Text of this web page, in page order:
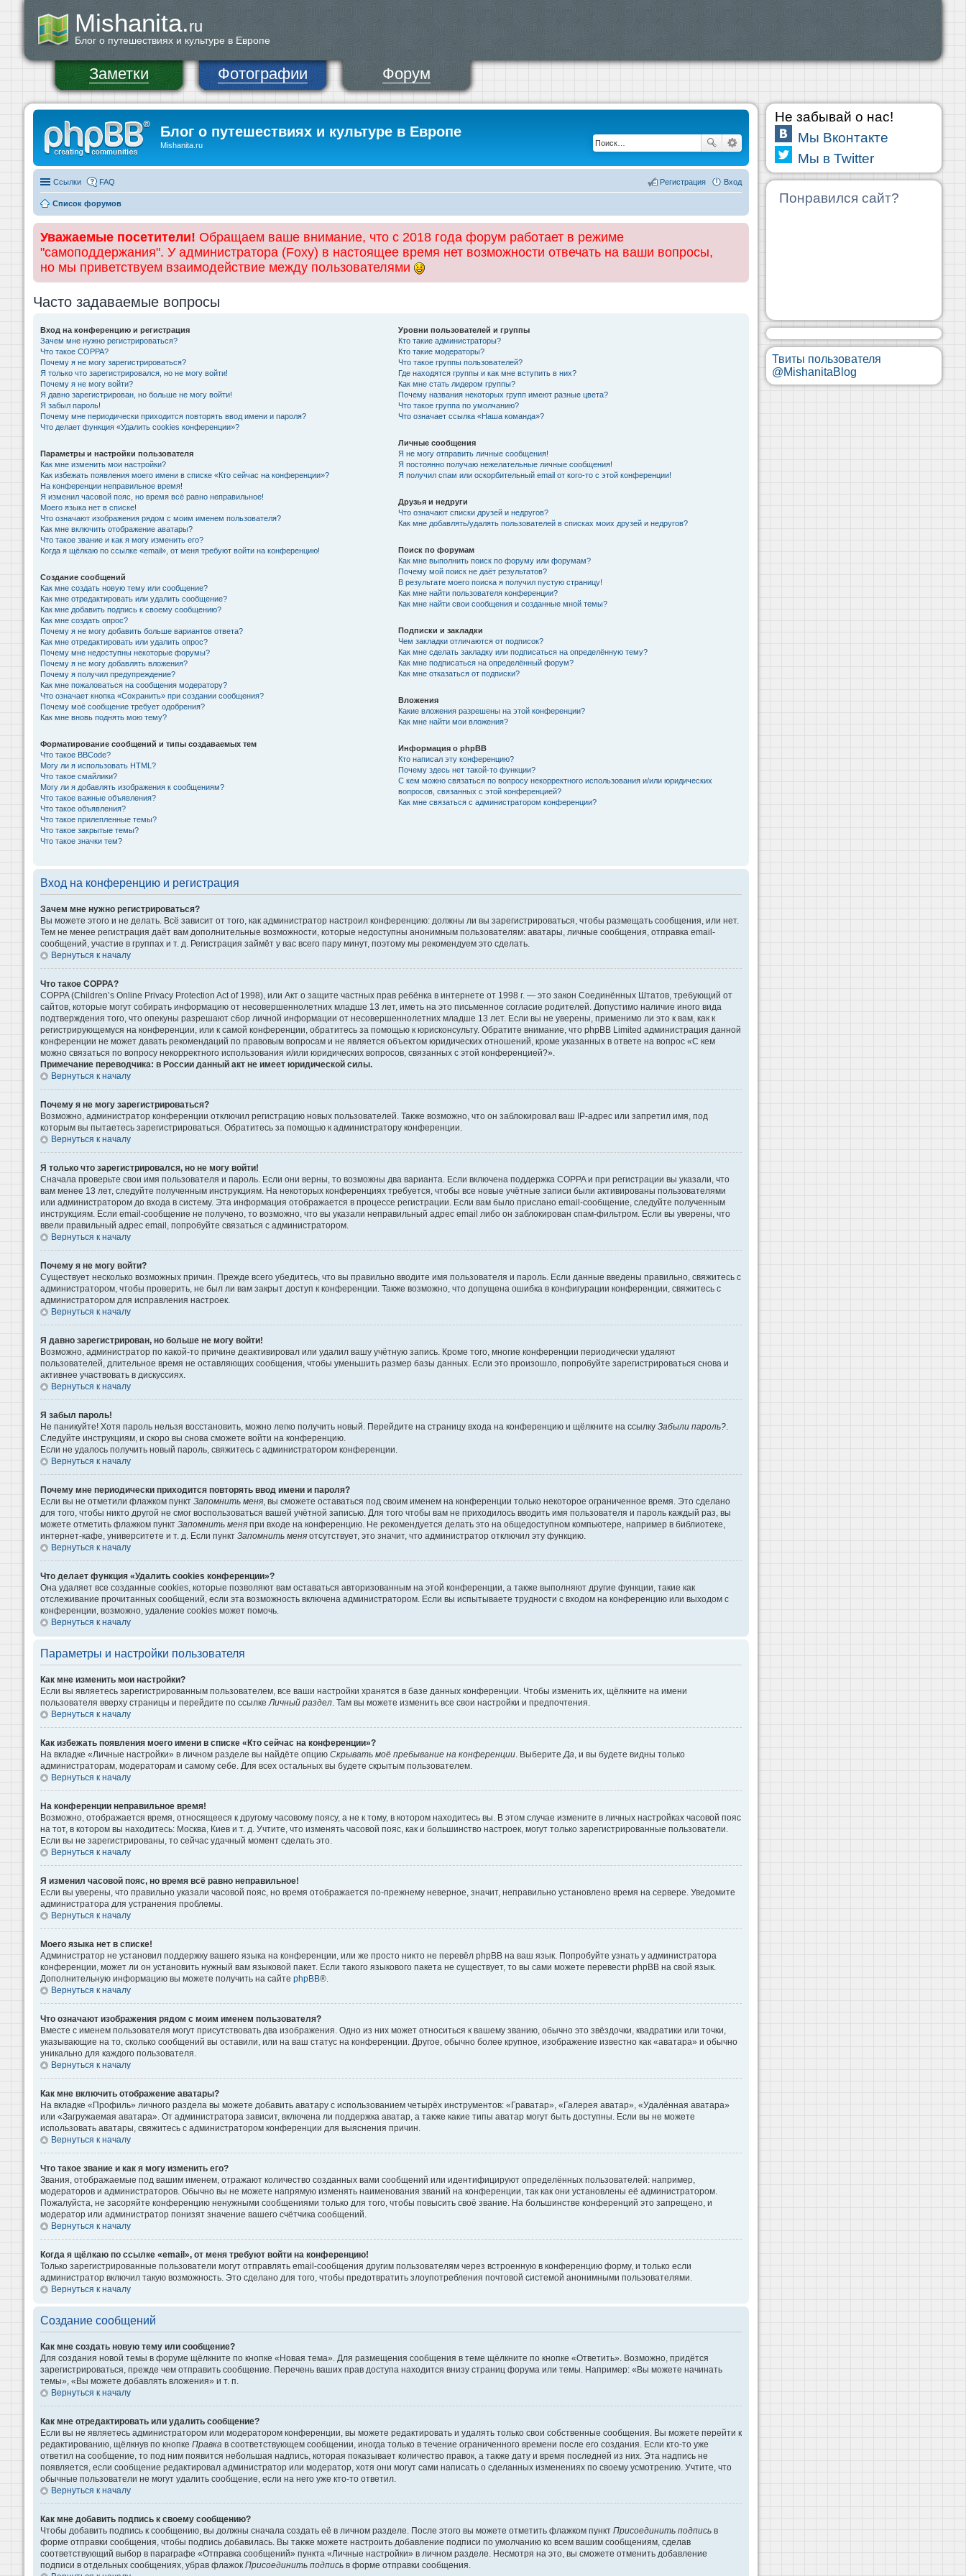
Mishanita.ru
Блог о путешествиях и культуре в Европе
Заметки Фотографии Форум
Блог о путешествиях и культуре в Европе
Mishanita.ru
Ссылки FAQ Вход
Регистрация
Список форумов
Уважаемые посетители! Обращаем ваше внимание, что с 2018 года форум работает в режиме
"самоподдержания". У администратора (Foxy) в настоящее время нет возможности отвечать на ваши вопросы,
но мы приветствуем взаимодействие между пользователями
Часто задаваемые вопросы
Вход на конференцию и регистрация
Зачем мне нужно регистрироваться?
Что такое COPPA?
Почему я не могу зарегистрироваться?
Я только что зарегистрировался, но не могу войти!
Почему я не могу войти?
Я давно зарегистрирован, но больше не могу войти!
Я забыл пароль!
Почему мне периодически приходится повторять ввод имени и пароля?
Что делает функция «Удалить cookies конференции»?
Параметры и настройки пользователя
Как мне изменить мои настройки?
Как избежать появления моего имени в списке «Кто сейчас на конференции»?
На конференции неправильное время!
Я изменил часовой пояс, но время всё равно неправильное!
Моего языка нет в списке!
Что означают изображения рядом с моим именем пользователя?
Как мне включить отображение аватары?
Что такое звание и как я могу изменить его?
Когда я щёлкаю по ссылке «email», от меня требуют войти на конференцию!
Создание сообщений
Как мне создать новую тему или сообщение?
Как мне отредактировать или удалить сообщение?
Как мне добавить подпись к своему сообщению?
Как мне создать опрос?
Почему я не могу добавить больше вариантов ответа?
Как мне отредактировать или удалить опрос?
Почему мне недоступны некоторые форумы?
Почему я не могу добавлять вложения?
Почему я получил предупреждение?
Как мне пожаловаться на сообщения модератору?
Что означает кнопка «Сохранить» при создании сообщения?
Почему моё сообщение требует одобрения?
Как мне вновь поднять мою тему?
Форматирование сообщений и типы создаваемых тем
Что такое BBCode?
Могу ли я использовать HTML?
Что такое смайлики?
Могу ли я добавлять изображения к сообщениям?
Что такое важные объявления?
Что такое объявления?
Что такое прилепленные темы?
Что такое закрытые темы?
Что такое значки тем?
Уровни пользователей и группы
Кто такие администраторы?
Кто такие модераторы?
Что такое группы пользователей?
Где находятся группы и как мне вступить в них?
Как мне стать лидером группы?
Почему названия некоторых групп имеют разные цвета?
Что такое группа по умолчанию?
Что означает ссылка «Наша команда»?
Личные сообщения
Я не могу отправить личные сообщения!
Я постоянно получаю нежелательные личные сообщения!
Я получил спам или оскорбительный email от кого-то с этой конференции!
Друзья и недруги
Что означают списки друзей и недругов?
Как мне добавлять/удалять пользователей в списках моих друзей и недругов?
Поиск по форумам
Как мне выполнить поиск по форуму или форумам?
Почему мой поиск не даёт результатов?
В результате моего поиска я получил пустую страницу!
Как мне найти пользователя конференции?
Как мне найти свои сообщения и созданные мной темы?
Подписки и закладки
Чем закладки отличаются от подписок?
Как мне сделать закладку или подписаться на определённую тему?
Как мне подписаться на определённый форум?
Как мне отказаться от подписки?
Вложения
Какие вложения разрешены на этой конференции?
Как мне найти мои вложения?
Информация о phpBB
Кто написал эту конференцию?
Почему здесь нет такой-то функции?
С кем можно связаться по вопросу некорректного использования и/или юридических
вопросов, связанных с этой конференцией?
Как мне связаться с администратором конференции?
Вход на конференцию и регистрация
Зачем мне нужно регистрироваться?
Вы можете этого и не делать. Всё зависит от того, как администратор настроил конференцию: должны ли вы зарегистрироваться, чтобы размещать сообщения, или нет.
Тем не менее регистрация даёт вам дополнительные возможности, которые недоступны анонимным пользователям: аватары, личные сообщения, отправка email-
сообщений, участие в группах и т. д. Регистрация займёт у вас всего пару минут, поэтому мы рекомендуем это сделать.
Вернуться к началу
Что такое COPPA?
COPPA (Children’s Online Privacy Protection Act of 1998), или Акт о защите частных прав ребёнка в интернете от 1998 г. — это закон Соединённых Штатов, требующий от
сайтов, которые могут собирать информацию от несовершеннолетних младше 13 лет, иметь на это письменное согласие родителей. Допустимо наличие иного вида
подтверждения того, что опекуны разрешают сбор личной информации от несовершеннолетних младше 13 лет. Если вы не уверены, применимо ли это к вам, как к
регистрирующемуся на конференции, или к самой конференции, обратитесь за помощью к юрисконсульту. Обратите внимание, что phpBB Limited администрация данной
конференции не может давать рекомендаций по правовым вопросам и не является объектом юридических отношений, кроме указанных в ответе на вопрос «С кем
можно связаться по вопросу некорректного использования и/или юридических вопросов, связанных с этой конференцией?».
Примечание переводчика: в России данный акт не имеет юридической силы.
Вернуться к началу
Почему я не могу зарегистрироваться?
Возможно, администратор конференции отключил регистрацию новых пользователей. Также возможно, что он заблокировал ваш IP-адрес или запретил имя, под
которым вы пытаетесь зарегистрироваться. Обратитесь за помощью к администратору конференции.
Вернуться к началу
Я только что зарегистрировался, но не могу войти!
Сначала проверьте свои имя пользователя и пароль. Если они верны, то возможны два варианта. Если включена поддержка COPPA и при регистрации вы указали, что
вам менее 13 лет, следуйте полученным инструкциям. На некоторых конференциях требуется, чтобы все новые учётные записи были активированы пользователями
или администратором до входа в систему. Эта информация отображается в процессе регистрации. Если вам было прислано email-сообщение, следуйте полученным
инструкциям. Если email-сообщение не получено, то возможно, что вы указали неправильный адрес email либо он заблокирован спам-фильтром. Если вы уверены, что
ввели правильный адрес email, попробуйте связаться с администратором.
Вернуться к началу
Почему я не могу войти?
Существует несколько возможных причин. Прежде всего убедитесь, что вы правильно вводите имя пользователя и пароль. Если данные введены правильно, свяжитесь с
администратором, чтобы проверить, не был ли вам закрыт доступ к конференции. Также возможно, что допущена ошибка в конфигурации конференции, свяжитесь с
администратором для исправления настроек.
Вернуться к началу
Я давно зарегистрирован, но больше не могу войти!
Возможно, администратор по какой-то причине деактивировал или удалил вашу учётную запись. Кроме того, многие конференции периодически удаляют
пользователей, длительное время не оставляющих сообщения, чтобы уменьшить размер базы данных. Если это произошло, попробуйте зарегистрироваться снова и
активнее участвовать в дискуссиях.
Вернуться к началу
Я забыл пароль!
Не паникуйте! Хотя пароль нельзя восстановить, можно легко получить новый. Перейдите на страницу входа на конференцию и щёлкните на ссылку Забыли пароль?
Следуйте инструкциям, и скоро вы снова сможете войти на конференцию.
Если не удалось получить новый пароль, свяжитесь с администратором конференции.
Вернуться к началу
Почему мне периодически приходится повторять ввод имени и пароля?
Если вы не отметили флажком пункт Запомнить меня , вы сможете оставаться под своим именем на конференции только некоторое ограниченное время. Это сделано
для того, чтобы никто другой не смог воспользоваться вашей учётной записью. Для того чтобы вам не приходилось вводить имя пользователя и пароль каждый раз, вы
можете отметить флажком пункт Запомнить меня при входе на конференцию. Не рекомендуется делать это на общедоступном компьютере, например в библиотеке,
интернет-кафе, университете и т. д. Если пункт Запомнить меня отсутствует, это значит, что администратор отключил эту функцию.
Вернуться к началу
Что делает функция «Удалить cookies конференции»?
Она удаляет все созданные cookies, которые позволяют вам оставаться авторизованным на этой конференции, а также выполняют другие функции, такие как
отслеживание прочитанных сообщений, если эта возможность включена администратором. Если вы испытываете трудности с входом на конференцию или выходом с
конференции, возможно, удаление cookies может помочь.
Вернуться к началу
Параметры и настройки пользователя
Как мне изменить мои настройки?
Если вы являетесь зарегистрированным пользователем, все ваши настройки хранятся в базе данных конференции. Чтобы изменить их, щёлкните на имени
пользователя вверху страницы и перейдите по ссылке Личный раздел . Там вы можете изменить все свои настройки и предпочтения.
Вернуться к началу
Как избежать появления моего имени в списке «Кто сейчас на конференции»?
На вкладке «Личные настройки» в личном разделе вы найдёте опцию Скрывать моё пребывание на конференции . Выберите Да , и вы будете видны только
администраторам, модераторам и самому себе. Для всех остальных вы будете скрытым пользователем.
Вернуться к началу
На конференции неправильное время!
Возможно, отображается время, относящееся к другому часовому поясу, а не к тому, в котором находитесь вы. В этом случае измените в личных настройках часовой пояс
на тот, в котором вы находитесь: Москва, Киев и т. д. Учтите, что изменять часовой пояс, как и большинство настроек, могут только зарегистрированные пользователи.
Если вы не зарегистрированы, то сейчас удачный момент сделать это.
Вернуться к началу
Я изменил часовой пояс, но время всё равно неправильное!
Если вы уверены, что правильно указали часовой пояс, но время отображается по-прежнему неверное, значит, неправильно установлено время на сервере. Уведомите
администратора для устранения проблемы.
Вернуться к началу
Моего языка нет в списке!
Администратор не установил поддержку вашего языка на конференции, или же просто никто не перевёл phpBB на ваш язык. Попробуйте узнать у администратора
конференции, может ли он установить нужный вам языковой пакет. Если такого языкового пакета не существует, то вы сами можете перевести phpBB на свой язык.
Дополнительную информацию вы можете получить на сайте phpBB®.
Вернуться к началу
Что означают изображения рядом с моим именем пользователя?
Вместе с именем пользователя могут присутствовать два изображения. Одно из них может относиться к вашему званию, обычно это звёздочки, квадратики или точки,
указывающие на то, сколько сообщений вы оставили, или на ваш статус на конференции. Другое, обычно более крупное, изображение известно как «аватара» и обычно
уникально для каждого пользователя.
Вернуться к началу
Как мне включить отображение аватары?
На вкладке «Профиль» личного раздела вы можете добавить аватару с использованием четырёх инструментов: «Граватар», «Галерея аватар», «Удалённая аватара»
или «Загружаемая аватара». От администратора зависит, включена ли поддержка аватар, а также какие типы аватар могут быть доступны. Если вы не можете
использовать аватары, свяжитесь с администратором конференции для выяснения причин.
Вернуться к началу
Что такое звание и как я могу изменить его?
Звания, отображаемые под вашим именем, отражают количество созданных вами сообщений или идентифицируют определённых пользователей: например,
модераторов и администраторов. Обычно вы не можете напрямую изменять наименования званий на конференции, так как они установлены её администратором.
Пожалуйста, не засоряйте конференцию ненужными сообщениями только для того, чтобы повысить своё звание. На большинстве конференций это запрещено, и
модератор или администратор понизят значение вашего счётчика сообщений.
Вернуться к началу
Когда я щёлкаю по ссылке «email», от меня требуют войти на конференцию!
Только зарегистрированные пользователи могут отправлять email-сообщения другим пользователям через встроенную в конференцию форму, и только если
администратор включил такую возможность. Это сделано для того, чтобы предотвратить злоупотребления почтовой системой анонимными пользователями.
Вернуться к началу
Создание сообщений
Как мне создать новую тему или сообщение?
Для создания новой темы в форуме щёлкните по кнопке «Новая тема». Для размещения сообщения в теме щёлкните по кнопке «Ответить». Возможно, придётся
зарегистрироваться, прежде чем отправить сообщение. Перечень ваших прав доступа находится внизу страниц форума или темы. Например: «Вы можете начинать
темы», «Вы можете добавлять вложения» и т. п.
Вернуться к началу
Как мне отредактировать или удалить сообщение?
Если вы не являетесь администратором или модератором конференции, вы можете редактировать и удалять только свои собственные сообщения. Вы можете перейти к
редактированию, щёлкнув по кнопке Правка в соответствующем сообщении, иногда только в течение ограниченного времени после его создания. Если кто-то уже
ответил на сообщение, то под ним появится небольшая надпись, которая показывает количество правок, а также дату и время последней из них. Эта надпись не
появляется, если сообщение редактировал администратор или модератор, хотя они могут сами написать о сделанных изменениях по своему усмотрению. Учтите, что
обычные пользователи не могут удалить сообщение, если на него уже кто-то ответил.
Вернуться к началу
Как мне добавить подпись к своему сообщению?
Чтобы добавить подпись к сообщению, вы должны сначала создать её в личном разделе. После этого вы можете отметить флажком пункт Присоединить подпись в
форме отправки сообщения, чтобы подпись добавилась. Вы также можете настроить добавление подписи по умолчанию ко всем вашим сообщениям, сделав
соответствующий выбор в параграфе «Отправка сообщений» пункта «Личные настройки» в личном разделе. Несмотря на это, вы сможете отменить добавление
подписи в отдельных сообщениях, убрав флажок Присоединить подпись в форме отправки сообщения.
Не забывай о нас!
Мы Вконтакте
Мы в Twitter
Понравился сайт?
Твиты пользователя
@MishanitaBlog